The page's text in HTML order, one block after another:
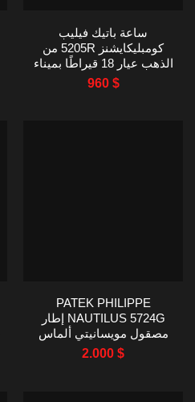
ساعة باتيك فيليب
كومبليكايشنز 5205R من
الذهب عيار 18 قيراطًا بميناء
960 $
PATEK PHILIPPE
NAUTILUS 5724G إطار
مصقول مويسانيتي ألماس
مينا زرقاء 40MM
2.000 $